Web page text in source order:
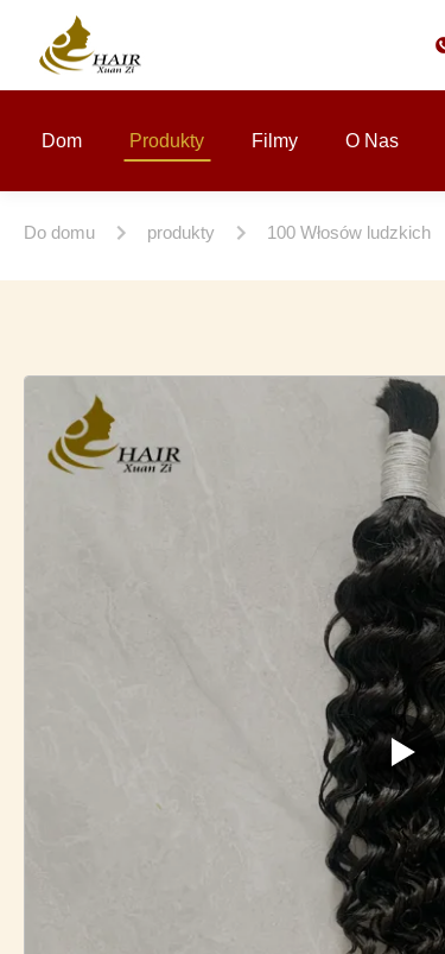
Dom Produkty Filmy O Nas
Do domu produkty 100 Włosów ludzkich